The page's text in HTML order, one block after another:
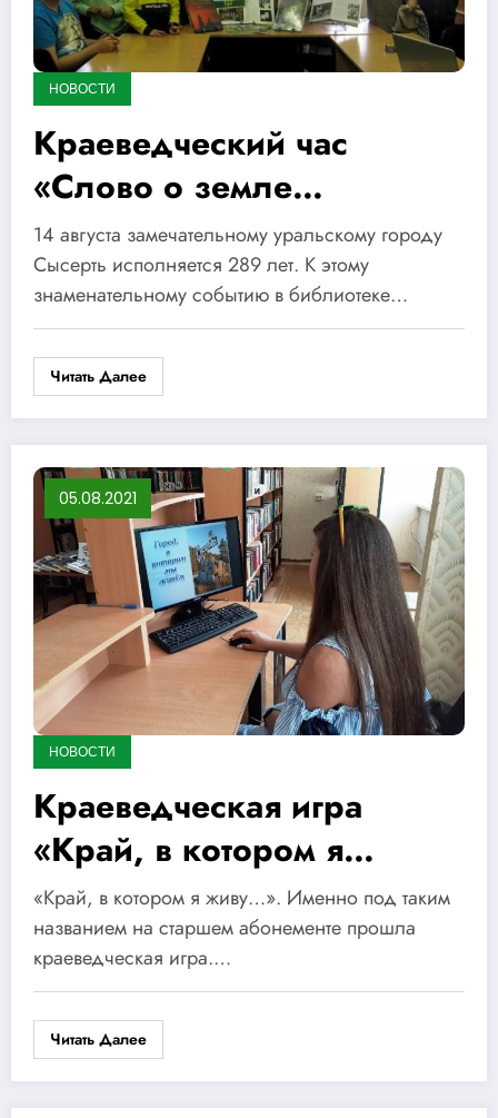
НОВОСТИ
Краеведческий час
«Слово о земле
Сысертской»
14 августа замечательному уральскому городу
Сысерть исполняется 289 лет. К этому
знаменательному событию в библиотеке…
Читать Далее
05.08.2021
НОВОСТИ
Краеведческая игра
«Край, в котором я
живу…»
«Край, в котором я живу…». Именно под таким
названием на старшем абонементе прошла
краеведческая игра.…
Читать Далее